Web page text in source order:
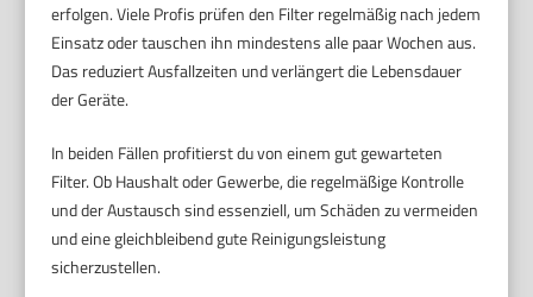
erfolgen. Viele Profis prüfen den Filter regelmäßig nach jedem
Einsatz oder tauschen ihn mindestens alle paar Wochen aus.
Das reduziert Ausfallzeiten und verlängert die Lebensdauer
der Geräte.
In beiden Fällen profitierst du von einem gut gewarteten
Filter. Ob Haushalt oder Gewerbe, die regelmäßige Kontrolle
und der Austausch sind essenziell, um Schäden zu vermeiden
und eine gleichbleibend gute Reinigungsleistung
sicherzustellen.